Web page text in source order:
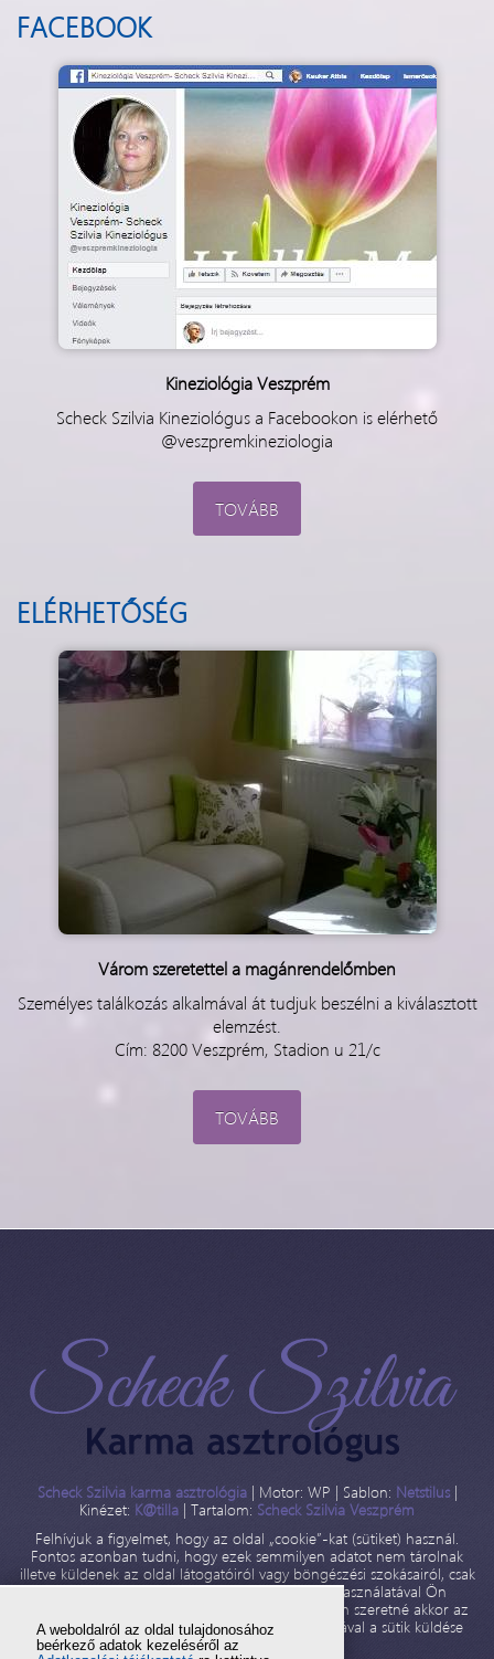
A weboldalról az oldal tulajdonosához
beérkező adatok kezeléséről az
FACEBOOK
Kineziológia Veszprém
Scheck Szilvia Kineziológus a Facebookon is elérhető
@veszpremkineziologia
TOVÁBB
ELÉRHETŐSÉG
Várom szeretettel a magánrendelőmben
Személyes találkozás alkalmával át tudjuk beszélni a kiválasztott
elemzést.
Cím: 8200 Veszprém, Stadion u 21/c
TOVÁBB
Scheck Szilvia karma asztrológia | Motor: WP | Sablon: Netstilus |
Kinézet: K@tilla | Tartalom: Scheck Szilvia Veszprém
Felhívjuk a figyelmet, hogy az oldal „cookie”-kat (sütiket) használ.
Fontos azonban tudni, hogy ezek semmilyen adatot nem tárolnak
illetve küldenek az oldal látogatóiról vagy böngészési szokásairól, csak
is az oldal használatát segítik. Weboldalunk használatával Ön
beleegyezik a cookie-k használatába. Ha mégsem szeretné akkor az
internetböngésző beállításainak megváltoztatásával a sütik küldése
letiltható!